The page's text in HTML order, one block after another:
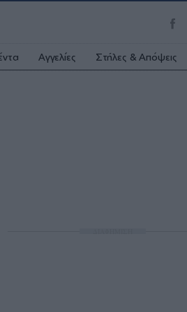
Αγγελίες Στήλες & Απόψεις